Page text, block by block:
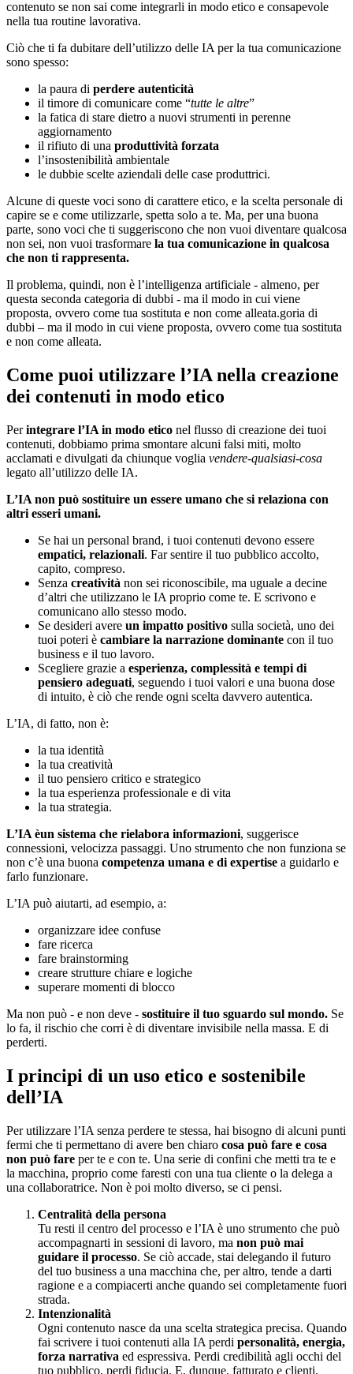
contenuto se non sai come integrarli in modo etico e consapevole
nella tua routine lavorativa.
Ciò che ti fa dubitare dell’utilizzo delle IA per la tua comunicazione
sono spesso:
la paura di perdere autenticità
il timore di comunicare come “tutte le altre”
la fatica di stare dietro a nuovi strumenti in perenne
aggiornamento
il rifiuto di una produttività forzata
l’insostenibilità ambientale
le dubbie scelte aziendali delle case produttrici.
Alcune di queste voci sono di carattere etico, e la scelta personale di
capire se e come utilizzarle, spetta solo a te. Ma, per una buona
parte, sono voci che ti suggeriscono che non vuoi diventare qualcosa
non sei, non vuoi trasformare la tua comunicazione in qualcosa
che non ti rappresenta.
Il problema, quindi, non è l’intelligenza artificiale - almeno, per
questa seconda categoria di dubbi - ma il modo in cui viene
proposta, ovvero come tua sostituta e non come alleata.goria di
dubbi – ma il modo in cui viene proposta, ovvero come tua sostituta
e non come alleata.
Come puoi utilizzare l’IA nella creazione
dei contenuti in modo etico
Perintegrare l’IA in modo etico nel flusso di creazione dei tuoi
contenuti, dobbiamo prima smontare alcuni falsi miti, molto
acclamati e divulgati da chiunque voglia vendere-qualsiasi-cosa
legato all’utilizzo delle IA.
L’IA non può sostituire un essere umano che si relaziona con
altri esseri umani.
Se hai un personal brand, i tuoi contenuti devono essere
empatici, relazionali. Far sentire il tuo pubblico accolto,
capito, compreso.
Senza creatività non sei riconoscibile, ma uguale a decine
d’altri che utilizzano le IA proprio come te. E scrivono e
comunicano allo stesso modo.
Se desideri avere un impatto positivo sulla società, uno dei
tuoi poteri è cambiare la narrazione dominante con il tuo
business e il tuo lavoro.
Scegliere grazie a esperienza, complessità e tempi di
pensiero adeguati, seguendo i tuoi valori e una buona dose
di intuito, è ciò che rende ogni scelta davvero autentica.
L’IA, di fatto, non è:
la tua identità
la tua creatività
il tuo pensiero critico e strategico
la tua esperienza professionale e di vita
la tua strategia.
L’IA èun sistema che rielabora informazioni, suggerisce
connessioni, velocizza passaggi. Uno strumento che non funziona se
non c’è una buona competenza umana e di expertise a guidarlo e
farlo funzionare.
L’IA può aiutarti, ad esempio, a:
organizzare idee confuse
fare ricerca
fare brainstorming
creare strutture chiare e logiche
superare momenti di blocco
Ma non può - e non deve - sostituire il tuo sguardo sul mondo. Se
lo fa, il rischio che corri è di diventare invisibile nella massa. E di
perderti.
I principi di un uso etico e sostenibile
dell’IA
Per utilizzare l’IA senza perdere te stessa, hai bisogno di alcuni punti
fermi che ti permettano di avere ben chiaro cosa può fare e cosa
non può fare per te e con te. Una serie di confini che metti tra te e
la macchina, proprio come faresti con una tua cliente o la delega a
una collaboratrice. Non è poi molto diverso, se ci pensi.
Centralità della persona
Tu resti il centro del processo e l’IA è uno strumento che può
accompagnarti in sessioni di lavoro, ma non può mai
guidare il processo. Se ciò accade, stai delegando il futuro
del tuo business a una macchina che, per altro, tende a darti
ragione e a compiacerti anche quando sei completamente fuori
strada.
Intenzionalità
Ogni contenuto nasce da una scelta strategica precisa. Quando
fai scrivere i tuoi contenuti alla IA perdi personalità, energia,
forza narrativa ed espressiva. Perdi credibilità agli occhi del
tuo pubblico, perdi fiducia. E, dunque, fatturato e clienti.